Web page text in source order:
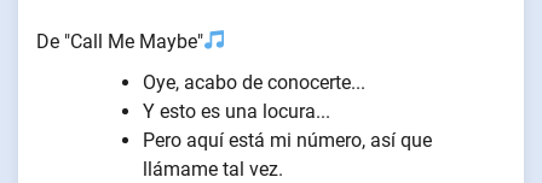
De "Call Me Maybe"
Oye, acabo de conocerte...
Y esto es una locura...
Pero aquí está mi número, así que
llámame tal vez.